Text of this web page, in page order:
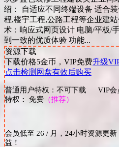
绍： 自适应不同终端设备 适合
程,楼宇工程,公路工程等企业建
术：响应式网页设计 电脑/平板/
到一致的优质体验 功能...
资源下载
下载价格5金币，VIP免费升级
点击检测网盘有效后购买
普通用户特权：不可下载 VIP
特权： 免费 （推荐）
会员低至 26 / 月，24小时资源更新
益！